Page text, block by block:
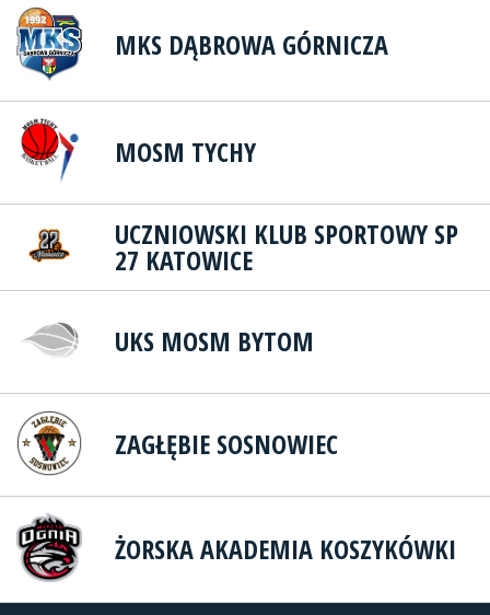
MKS DĄBROWA GÓRNICZA
MOSM TYCHY
UCZNIOWSKI KLUB SPORTOWY SP
27 KATOWICE
UKS MOSM BYTOM
ZAGŁĘBIE SOSNOWIEC
ŻORSKA AKADEMIA KOSZYKÓWKI